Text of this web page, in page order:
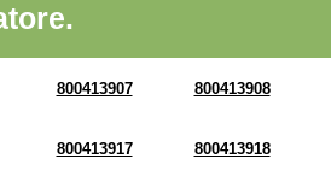
800413907 800413908
800413917 800413918